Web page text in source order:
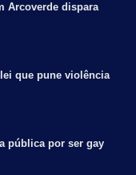
Arcoverde dispara
que pune violência
pública por ser gay